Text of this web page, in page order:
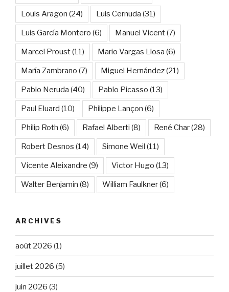
Louis Aragon (24) Luis Cernuda (31)
Luis García Montero (6) Manuel Vicent(7)
Marcel Proust(11) Mario Vargas Llosa (6)
María Zambrano (7) Miguel Hernández(21)
Pablo Neruda (40) Pablo Picasso (13)
Paul Eluard (10) Philippe Lançon (6)
Philip Roth (6) Rafael Alberti (8) René Char(28)
Robert Desnos (14) Simone Weil (11)
Vicente Aleixandre (9) Victor Hugo (13)
Walter Benjamin (8) William Faulkner(6)
ARCHIVES
août 2026 (1)
juillet 2026 (5)
juin 2026 (3)